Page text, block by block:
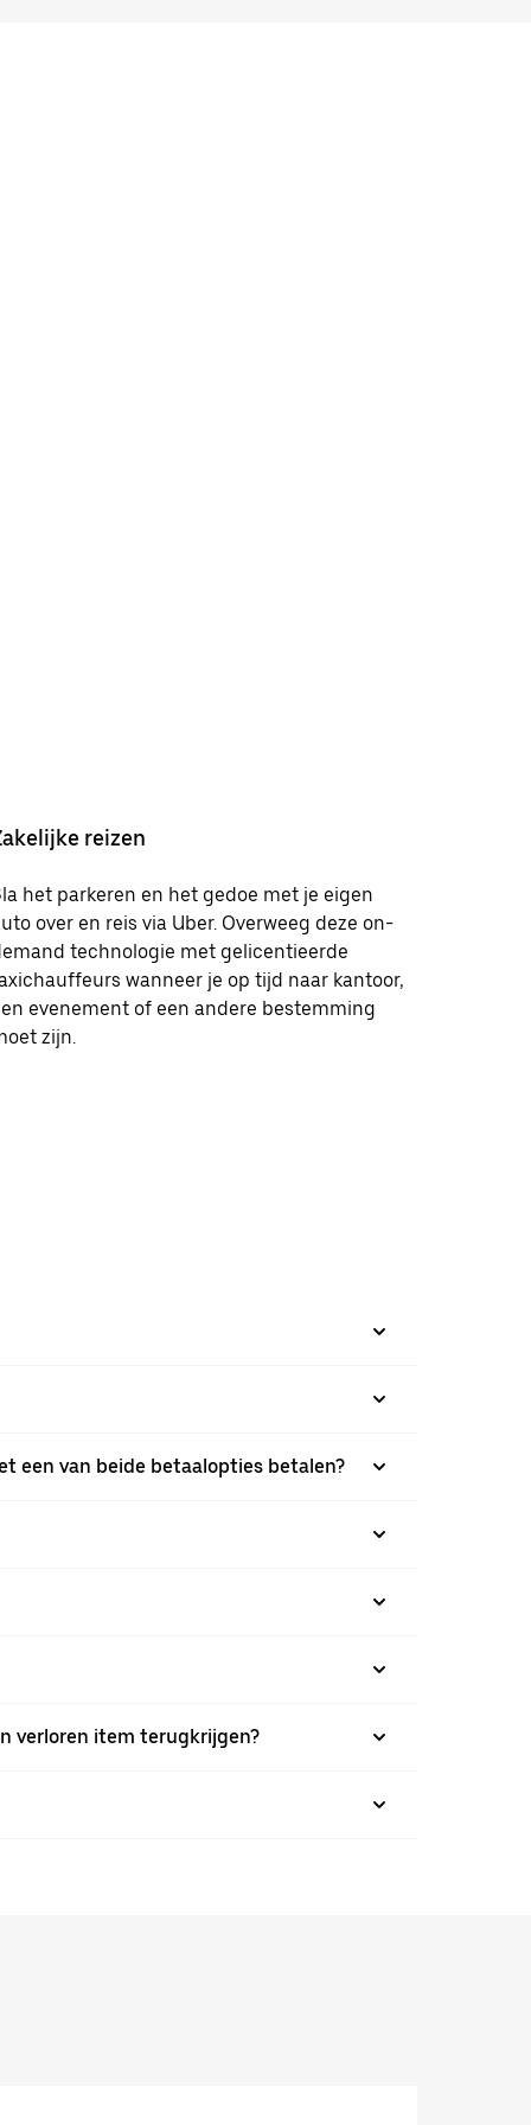
reizen
het parkeren en het gedoe met je eigen
over en reis via Uber. Overweeg deze on-
technologie met gelicentieerde
wanneer je op tijd naar kantoor,
evenement of een andere bestemming
zijn.
een van beide betaalopties betalen?
verloren item terugkrijgen?